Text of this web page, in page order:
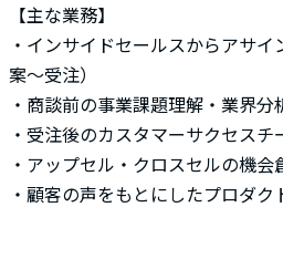
【主な業務】
・インサイドセールスからアサ
案〜受注）
・商談前の事業課題理解・業界
・受注後のカスタマーサクセス
・アップセル・クロスセルの機
・顧客の声をもとにしたプロダク